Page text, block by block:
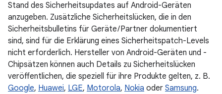
Stand des Sicherheitsupdates auf Android-Geräten
anzugeben. Zusätzliche Sicherheitslücken, die in den
Sicherheitsbulletins für Geräte / Partner dokumentiert
sind, sind für die Erklärung eines Sicherheitspatch-Levels
nicht erforderlich. Hersteller von Android-Geräten und -
Chipsätzen können auch Details zu Sicherheitslücken
veröffentlichen, die speziell für ihre Produkte gelten, z. B.
Google, Huawei, LGE, Motorola, Nokia oder Samsung.